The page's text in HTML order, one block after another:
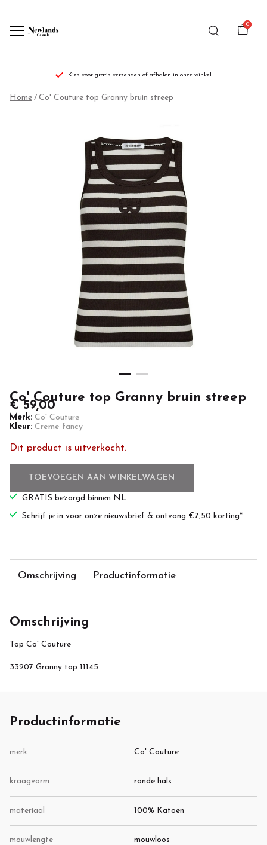
0
Kies voor gratis verzenden of afhalen in onze winkel
Co'
Granny
Newlands
Casuals
Home Co' Couture top Granny bruin streep
Co' Couture top Granny bruin streep
€ 59,00
Merk: Co' Couture
Kleur: Creme fancy
Dit product is uitverkocht.
TOEVOEGEN AAN WINKELWAGEN
GRATIS bezorgd binnen NL
Schrijf je in voor onze nieuwsbrief & ontvang €7,50 korting*
Omschrijving Productinformatie
Omschrijving
Top Co' Couture
33207 Granny top 11145
Productinformatie
merk Co' Couture
kraagvorm ronde hals
materiaal 100% Katoen
mouwlengte mouwloos